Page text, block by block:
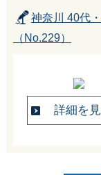
神奈川 40代
（No.229）
詳細を